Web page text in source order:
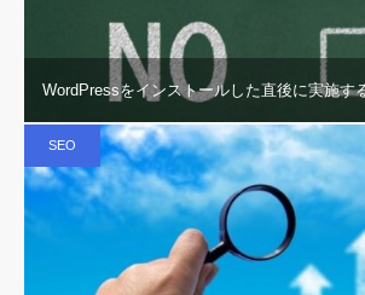
WordPressをインストールした直後に実施す
SEO